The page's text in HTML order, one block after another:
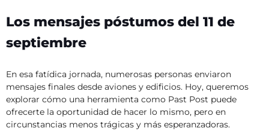
Los mensajes póstumos del 11 de
septiembre
En esa fatídica jornada, numerosas personas enviaron
mensajes finales desde aviones y edificios. Hoy, queremos
explorar cómo una herramienta como Past Post puede
ofrecerte la oportunidad de hacer lo mismo, pero en
circunstancias menos trágicas y más esperanzadoras.